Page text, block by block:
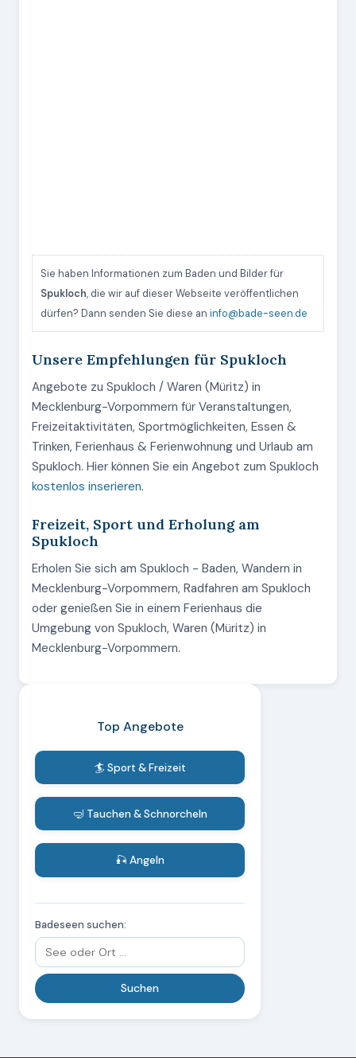
Sie haben Informationen zum Baden und Bilder für
Spukloch, die wir auf dieser Webseite veröffentlichen
dürfen? Dann senden Sie diese an info@bade-seen.de
Unsere Empfehlungen für Spukloch
Angebote zu Spukloch / Waren (Müritz) in
Mecklenburg-Vorpommern für Veranstaltungen,
Freizeitaktivitäten, Sportmöglichkeiten, Essen &
Trinken, Ferienhaus & Ferienwohnung und Urlaub am
Spukloch. Hier können Sie ein Angebot zum Spukloch
kostenlos inserieren.
Freizeit, Sport und Erholung am
Spukloch
Erholen Sie sich am Spukloch - Baden, Wandern in
Mecklenburg-Vorpommern, Radfahren am Spukloch
oder genießen Sie in einem Ferienhaus die
Umgebung von Spukloch, Waren (Müritz) in
Mecklenburg-Vorpommern.
Top Angebote
🏄 Sport & Freizeit
🤿 Tauchen & Schnorcheln
🎣 Angeln
Badeseen suchen: